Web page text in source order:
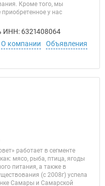
Кроме того, мы
у нас
ИНН: 6321408064
О компании
Объявления
работает в сегменте
мясо, рыба, птица, ягоды
питания, а также в
(с 2008г) успела
Самары и Самарской